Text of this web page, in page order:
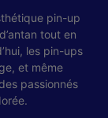
pin-up
tout en
les pin-ups
et même
passionnés